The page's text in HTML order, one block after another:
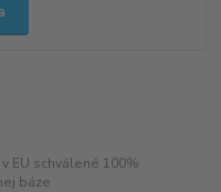
EU schválené 100%
báze